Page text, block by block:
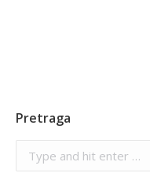
Pretraga
Search: